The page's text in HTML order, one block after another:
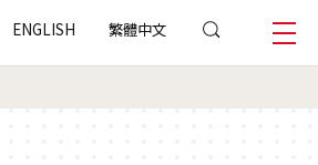
ENGLISH 繁體中文